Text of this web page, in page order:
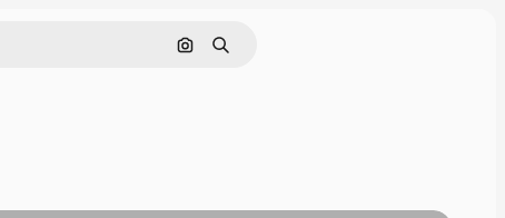
Pesquisar por imagem
Buscar